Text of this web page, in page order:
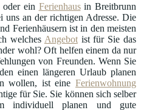
oder ein Ferienhausin Breitbrunn
uns an der richtigen Adresse. Die
Ferienhäusern ist in den meisten
welches Angebotist für Sie das
wohl? Oft helfen einem da nur
von Freunden. Wenn Sie
einen längeren Urlaub planen
wollen, ist eine Ferienwohnung
für Sie. Sie können sich selber
individuell planen und gute